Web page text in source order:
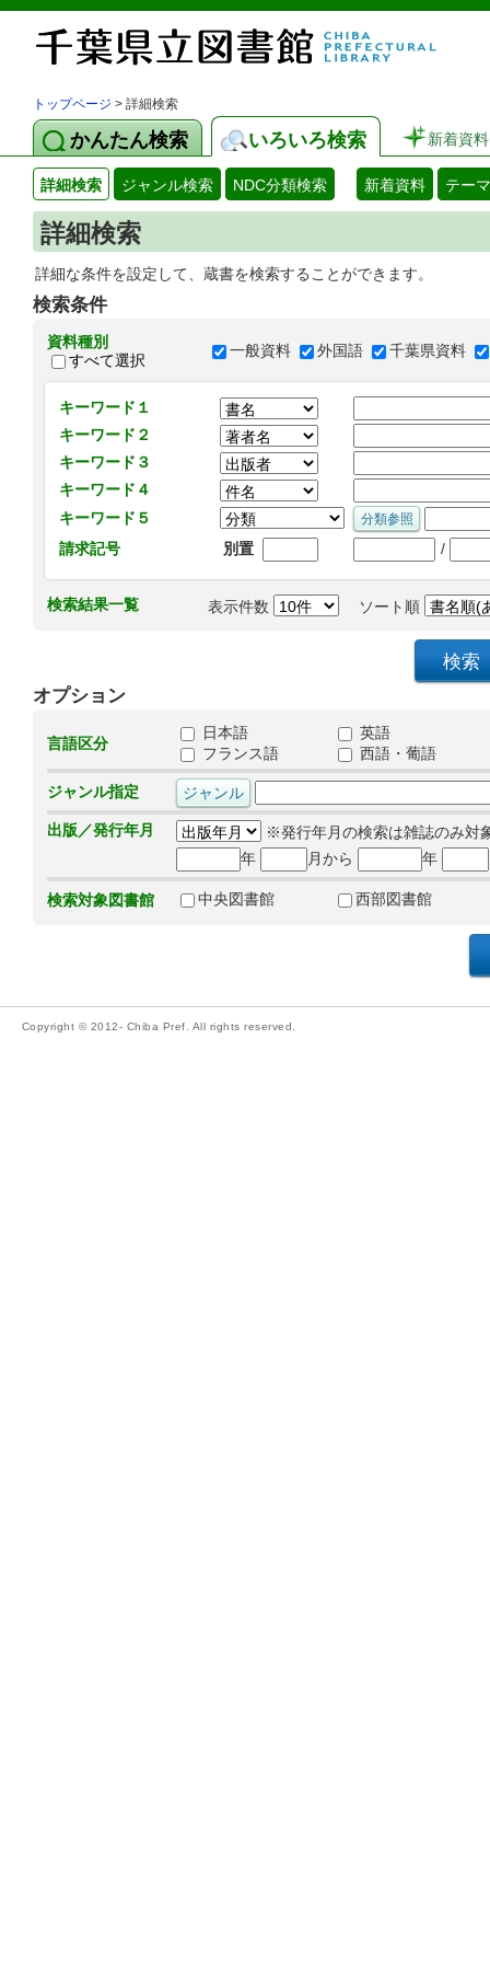
トップページ > 詳細検索
かんたん検索 いろいろ検索 新着資料
詳細検索 ジャンル検索 NDC分類検索 新着資料 テー
詳細検索
詳細な条件を設定して、蔵書を検索することができます。
検索条件
資料種別
すべて選択
一般資料 外国語 千葉県資料
キーワード１
キーワード２
キーワード３
キーワード４
キーワード５
請求記号
別置 /
検索結果一覧 表示件数 ソート順
オプション
言語区分
日本語
英語
フランス語
西語・葡語
ジャンル指定
出版／発行年月
※発行年月の検索は雑誌のみ対
年
月から 年
検索対象図書館 中央図書館 西部図書館
Copyright © 2012- Chiba Pref. All rights reserved.